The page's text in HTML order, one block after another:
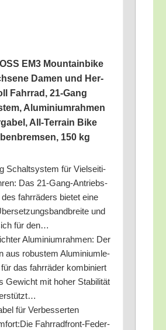
EM3 Moun­tain­bike
Damen und Her­
Fahr­rad, 21-Gang
Alu­mi­ni­um­rah­men
All-Ter­rain Bike
150 kg
Schalt­sys­tem für Viel­sei­ti­
Das 21-Gang-Antriebs­
fahr­rä­ders bie­tet eine
und
für den…
Alu­mi­ni­um­rah­men: Der
aus robus­tem Alu­mi­ni­um­le­
das fahr­rä­der kom­bi­niert
Gewicht mit hoher Sta­bi­li­tät
für Ver­bes­ser­ten
Fahr­rad­front-Feder­